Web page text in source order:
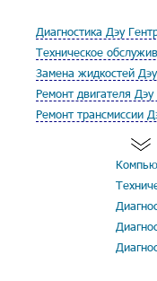
Диагностика Дэу
Техническое
Замена жидкостей
Ремонт двигателя Дэу
Ремонт трансмиссии